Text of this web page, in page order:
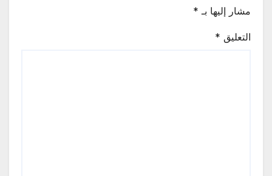
مشار إليها بـ *
التعليق *